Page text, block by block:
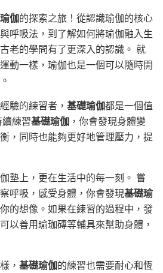
伽的探索之旅！從認識瑜伽的核心
呼吸法，到了解如何將瑜伽融入生
老的學問有了更深入的認識。 就
動一樣，瑜伽也是一個可以隨時開
驗的練習者， 基礎瑜伽都是一個值
練習基礎瑜伽 ，你會發現身體變
，同時也能夠更好地管理壓力，提
墊上，更在生活中的每一刻。 嘗
呼吸，感受身體，你會發現基礎瑜
的想像。如果在練習的過程中，發
以善用瑜珈磚等輔具來幫助身體，
， 基礎瑜伽的練習也需要耐心和恆